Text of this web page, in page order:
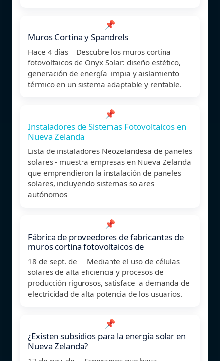
📌
Muros Cortina y Spandrels
Hace 4 días Descubre los muros cortina
fotovoltaicos de Onyx Solar: diseño estético,
generación de energía limpia y aislamiento
térmico en un sistema adaptable y rentable.
📌
Instaladores de Sistemas Fotovoltaicos en
Nueva Zelanda
Lista de instaladores Neozelandesa de paneles
solares - muestra empresas en Nueva Zelanda
que emprendieron la instalación de paneles
solares, incluyendo sistemas solares
autónomos
📌
Fábrica de proveedores de fabricantes de
muros cortina fotovoltaicos de
18 de sept. de Mediante el uso de células
solares de alta eficiencia y procesos de
producción rigurosos, satisface la demanda de
electricidad de alta potencia de los usuarios.
📌
¿Existen subsidios para la energía solar en
Nueva Zelanda?